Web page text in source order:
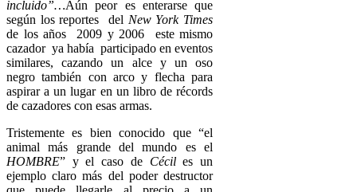
incluido”…Aún peor es enterarse que
según los reportes del New York Times
de los años 2009 y 2006 este mismo
cazador ya había participado en eventos
similares, cazando un alce y un oso
negro también con arco y flecha para
aspirar a un lugar en un libro de récords
de cazadores con esas armas.
Tristemente es bien conocido que “el
animal más grande del mundo es el
HOMBRE” y el caso de Céciles un
ejemplo claro más del poder destructor